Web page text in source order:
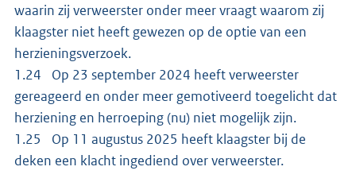
waarin zij verweerster onder meer vraagt waarom zij
klaagster niet heeft gewezen op de optie van een
herzieningsverzoek.
1.24 Op 23 september 2024 heeft verweerster
gereageerd en onder meer gemotiveerd toegelicht dat
herziening en herroeping (nu) niet mogelijk zijn.
1.25 Op 11 augustus 2025 heeft klaagster bij de
deken een klacht ingediend over verweerster.